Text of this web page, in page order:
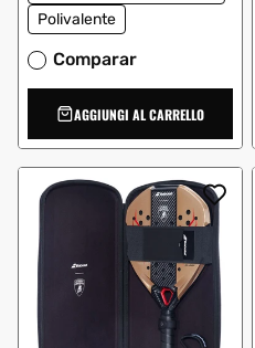
Polivalente
Comparar
AGGIUNGI AL CARRELLO